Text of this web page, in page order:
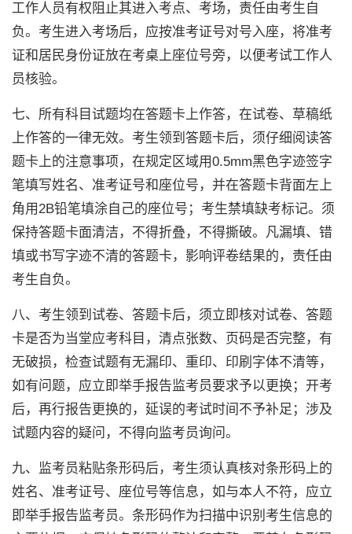
工作人员有权阻止其进入考点、考场，责任由考生自
负。考生进入考场后，应按准考证号对号入座，将准考
证和居民身份证放在考桌上座位号旁，以便考试工作人
员核验。
七、所有科目试题均在答题卡上作答，在试卷、草稿纸
上作答的一律无效。考生领到答题卡后，须仔细阅读答
题卡上的注意事项，在规定区域用0.5mm黑色字迹签字
笔填写姓名、准考证号和座位号，并在答题卡背面左上
角用2B铅笔填涂自己的座位号；考生禁填缺考标记。须
保持答题卡面清洁，不得折叠，不得撕破。凡漏填、错
填或书写字迹不清的答题卡，影响评卷结果的，责任由
考生自负。
八、考生领到试卷、答题卡后，须立即核对试卷、答题
卡是否为当堂应考科目，清点张数、页码是否完整，有
无破损，检查试题有无漏印、重印、印刷字体不清等，
如有问题，应立即举手报告监考员要求予以更换；开考
后，再行报告更换的，延误的考试时间不予补足；涉及
试题内容的疑问，不得向监考员询问。
九、监考员粘贴条形码后，考生须认真核对条形码上的
姓名、准考证号、座位号等信息，如与本人不符，应立
即举手报告监考员。条形码作为扫描中识别考生信息的